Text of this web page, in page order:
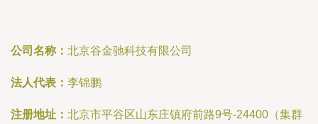
公司名称： 北京谷金驰科技有限公司
法人代表： 李锦鹏
注册地址： 北京市平谷区山东庄镇府前路9号-24400（集群